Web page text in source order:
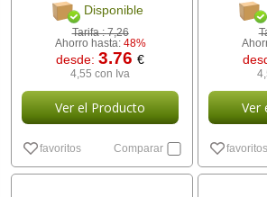
Disponible
Tarifa :7,26
Ahorro hasta: 48%
desde:3.76€
4,55 con Iva
Ver el Producto
favoritos Comparar
Ver
favoritos